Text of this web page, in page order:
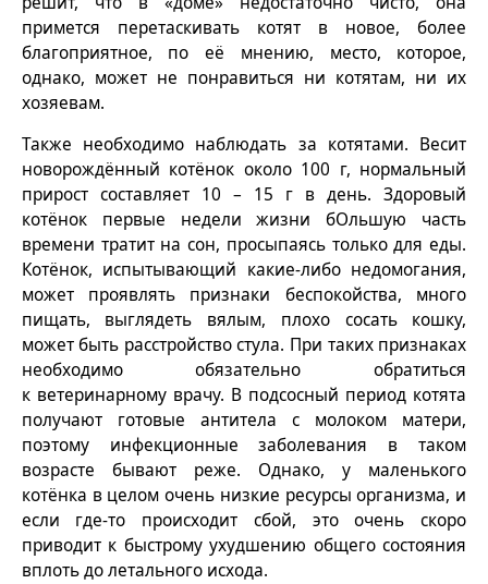
примется перетаскивать котят в новое, более
благоприятное, по её мнению, место, которое,
однако, может не понравиться ни котятам, ни их
хозяевам.
Также необходимо наблюдать за котятами. Весит
новорождённый котёнок около 100 г, нормальный
прирост составляет 10 – 15 г в день. Здоровый
котёнок первые недели жизни бОльшую часть
времени тратит на сон, просыпаясь только для еды.
Котёнок, испытывающий какие-либо недомогания,
может проявлять признаки беспокойства, много
пищать, выглядеть вялым, плохо сосать кошку,
может быть расстройство стула. При таких признаках
необходимо обязательно обратиться
к ветеринарному врачу. В подсосный период котята
получают готовые антитела с молоком матери,
поэтому инфекционные заболевания в таком
возрасте бывают реже. Однако, у маленького
котёнка в целом очень низкие ресурсы организма, и
если где-то происходит сбой, это очень скоро
приводит к быстрому ухудшению общего состояния
вплоть до летального исхода.